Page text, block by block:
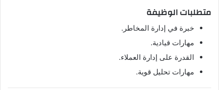
متطلبات الوظيفة
خبرة في إدارة المخاطر.
مهارات قيادية.
القدرة على إدارة العملاء.
مهارات تحليل قوية.